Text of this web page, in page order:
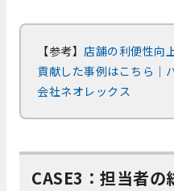
【参考】 店舗の利便性向
貢献した事例はこちら｜
会社ネオレックス
CASE3：担当者